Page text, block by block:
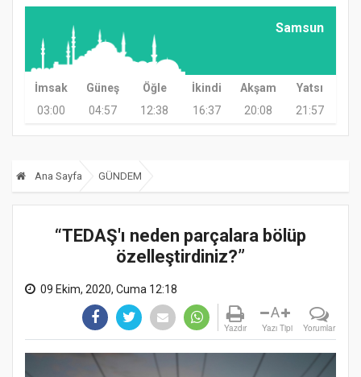
Samsun
İmsak Güneş Öğle İkindi Akşam
Yatsı
03:00
04:57 12:38 16:37 20:08 21:57
Ana Sayfa GÜNDEM
“TEDAŞ'ı neden parçalara bölüp
özelleştirdiniz?”
09 Ekim, 2020, Cuma 12:18
Yazdır
A
Yazı Tipi Yorumlar